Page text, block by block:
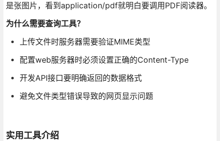
是张图片，看到application/pdf就明白要调用PDF阅读器。
为什么需要查询工具？
上传文件时服务器需要验证MIME类型
配置web服务器时必须设置正确的Content-Type
开发API接口要明确返回的数据格式
避免文件类型错误导致的网页显示问题
实用工具介绍